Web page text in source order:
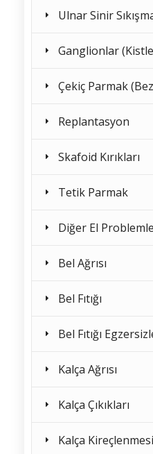
Ulnar Sinir
Ganglionlar
Çekiç Parmak
Replantasyon
Skafoid Kırıkları
Tetik Parmak
Diğer El
Bel Ağrısı
Bel Fıtığı
Bel Fıtığı
Kalça Ağrısı
Kalça Çıkıkları
Kalça Kireçlenmesi